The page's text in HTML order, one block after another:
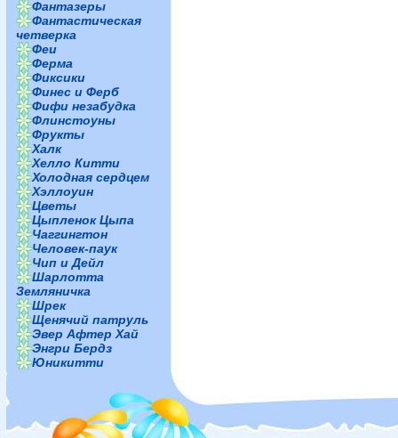
Фантазеры
Фантастическая
четверка
Феи
Ферма
Фиксики
Финес и Ферб
Фифи незабудка
Флинстоуны
Фрукты
Халк
Хелло Китти
Холодная сердцем
Хэллоуин
Цветы
Цыпленок Цыпа
Чаггингтон
Человек-паук
Чип и Дейл
Шарлотта
Земляничка
Шрек
Щенячий патруль
Эвер Афтер Хай
Энгри Бердз
Юникитти